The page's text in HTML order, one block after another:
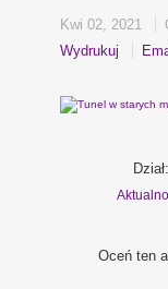
Kwi 02, 2021
Wydrukuj
Dział:
Oceń ten